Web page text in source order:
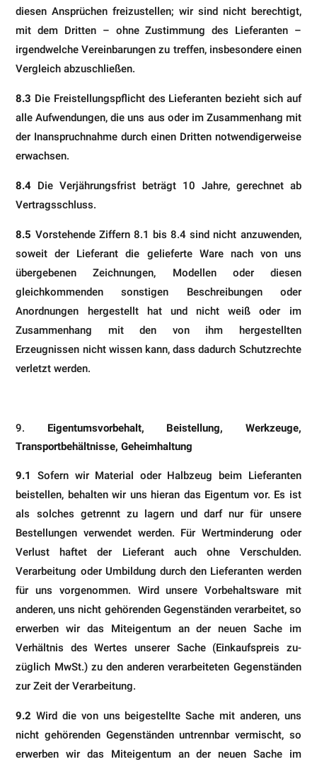
diesen Ansprüchen freizustellen; wir sind nicht berechtigt,
mit dem Dritten – ohne Zustimmung des Lieferanten –
irgendwelche Vereinbarungen zu treffen, insbesondere ei­nen
Vergleich abzuschließen.
8.3 Die Freistellungspflicht des Lieferanten bezieht sich auf
alle Aufwendungen, die uns aus oder im Zusammen­hang mit
der Inanspruchnahme durch einen Dritten notwendigerweise
erwachsen.
8.4 Die Verjährungsfrist beträgt 10 Jahre, gerechnet ab
Vertragsschluss.
8.5 Vorstehende Ziffern 8.1 bis 8.4 sind nicht anzuwenden,
soweit der Lieferant die gelieferte Ware nach von uns
übergebenen Zeichnungen, Modellen oder diesen
gleichkommenden sonstigen Beschreibungen oder
Anordnun­gen hergestellt hat und nicht weiß oder im
Zusammenhang mit den von ihm hergestellten
Erzeugnissen nicht wis­sen kann, dass dadurch Schutzrechte
verletzt werden.
Eigentumsvorbehalt, Beistellung, Werkzeuge,
Transportbehältnisse, Geheimhaltung
9.1
Sofern wir Material oder Halbzeug beim Lieferanten
beistellen, behalten wir uns hieran das Eigentum vor. Es ist
als solches getrennt zu lagern und darf nur für unsere
Bestellungen verwendet werden. Für Wertminderung oder
Verlust haftet der Lieferant auch ohne Verschulden.
Verarbeitung oder Umbildung durch den Lieferanten werden
für uns vorgenommen. Wird unsere Vorbehaltsware mit
anderen, uns nicht gehörenden Gegenständen verarbeitet, so
erwerben wir das Miteigentum an der neuen Sache im
Verhältnis des Wertes unserer Sache (Einkaufspreis zu­
züglich MwSt.) zu den anderen verarbeiteten Gegenständen
zur Zeit der Verarbeitung.
9.2 Wird die von uns beigestelIte Sache mit anderen, uns
nicht gehörenden Gegenständen untrennbar vermischt, so
erwerben wir das Miteigentum an der neuen Sache im